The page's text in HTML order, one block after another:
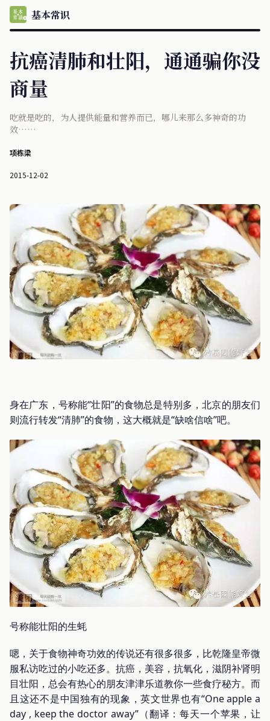
基本常识
抗癌清肺和壮阳，通通骗你没
商量
吃就是吃的，为人提供能量和营养而已，哪儿来那么多神奇的功
效……
项栋梁
2015-12-02
身在广东，号称能“壮阳”的食物总是特别多，北京的朋友们
则流行转发“清肺”的食物，这大概就是“缺啥信啥”吧。
号称能壮阳的生蚝
嗯，关于食物神奇功效的传说还有很多很多，比乾隆皇帝微
服私访吃过的小吃还多。抗癌，美容，抗氧化，滋阴补肾明
目壮阳，总会有热心的朋友津津乐道教你一些食疗秘方。而
且这还不是中国独有的现象，英文世界也有“One apple a
day , keep the doctor away”（翻译：每天一个苹果，让